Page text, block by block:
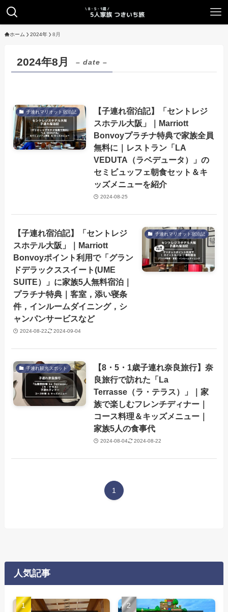
ホーム 2024年 8月
2024年8月 – date –
子連れマリオット宿泊記
【子連れ宿泊記】「セントレジ
スホテル大阪」｜Marriott
Bonvoyプラチナ特典で家族全員
無料に｜レストラン「LA
VEDUTA（ラベデュータ）」の
セミビュッフェ朝食セット＆キ
ッズメニューを紹介
2024-08-25
子連れマリオット宿泊記
【子連れ宿泊記】「セントレジ
スホテル大阪」｜Marriott
Bonvoyポイント利用で「グラン
ドデラックススイート(UME
SUITE）」に家族5人無料宿泊｜
プラチナ特典｜客室，添い寝条
件，インルームダイニング，シ
ャンパンサービスなど
2024-08-22 2024-09-04
子連れ観光スポット
【8・5・1歳子連れ奈良旅行】奈
良旅行で訪れた「La
Terrasse（ラ・テラス）」｜家
族で楽しむフレンチディナー｜
コース料理＆キッズメニュー｜
家族5人の食事代
2024-08-04 2024-08-22
1
人気記事